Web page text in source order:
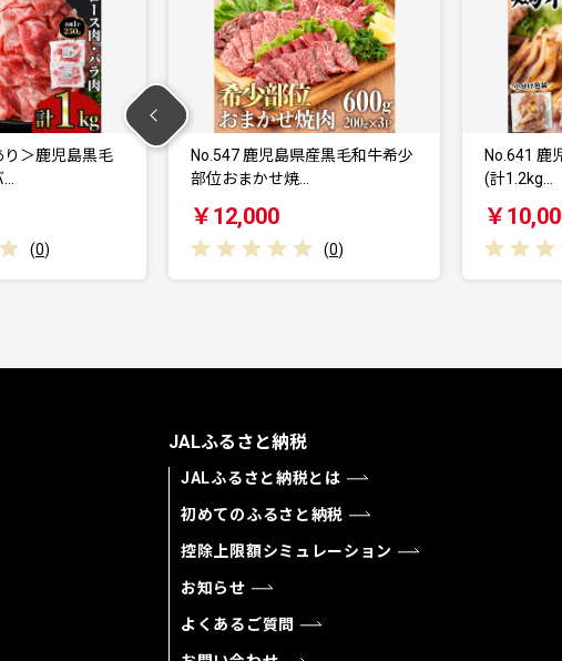
鹿児島県産黒毛和牛希少
おまかせ焼…
No.641 鹿児島県産 鶏のお刺身
(計1.2kg…
￥10,000
JALふるさと納税
JALふるさと納税とは
初めてのふるさと納税
控除上限額シミュレーション
お知らせ
よくあるご質問